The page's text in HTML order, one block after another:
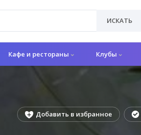
ИСКАТЬ
Кафе и рестораны Клубы
Добавить в избранное